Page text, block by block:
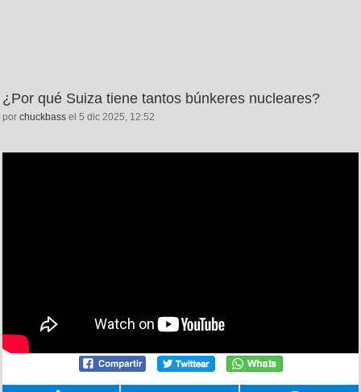
¿Por qué Suiza tiene tantos búnkeres nucleares?
por chuckbass el 5 dic 2025, 12:52